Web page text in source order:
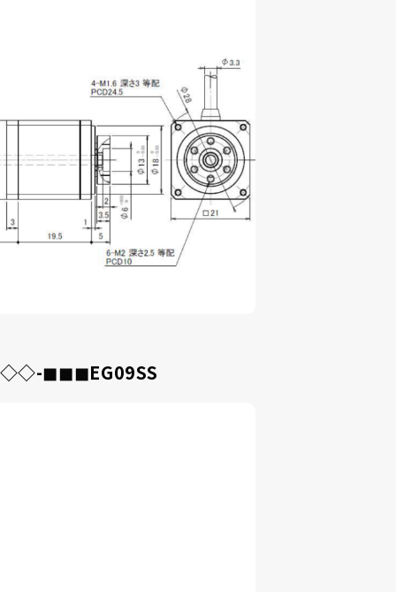
採用事例
ニュース
コラム
◼︎◼︎◼︎EG09SS